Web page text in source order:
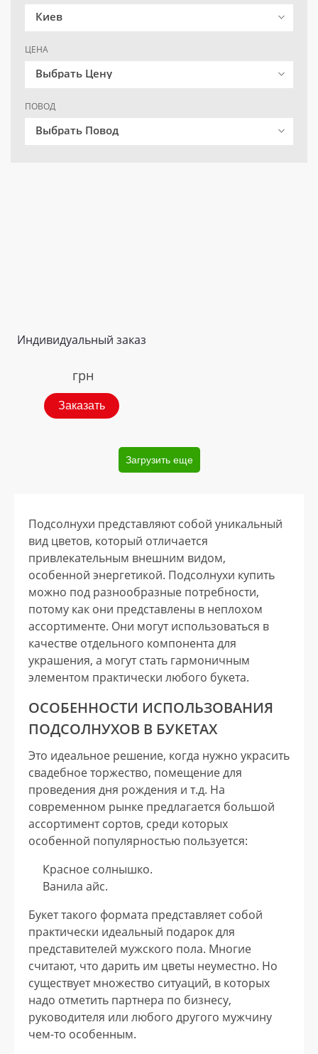
Киев
ЦЕНА
Выбрать Цену
ПОВОД
Выбрать Повод
Индивидуальный заказ
грн
Заказать
Загрузить еще
Подсолнухи представляют собой уникальный
вид цветов, который отличается
привлекательным внешним видом,
особенной энергетикой. Подсолнухи купить
можно под разнообразные потребности,
потому как они представлены в неплохом
ассортименте. Они могут использоваться в
качестве отдельного компонента для
украшения, а могут стать гармоничным
элементом практически любого букета.
ОСОБЕННОСТИ ИСПОЛЬЗОВАНИЯ
ПОДСОЛНУХОВ В БУКЕТАХ
Это идеальное решение, когда нужно украсить
свадебное торжество, помещение для
проведения дня рождения и т.д. На
современном рынке предлагается большой
ассортимент сортов, среди которых
особенной популярностью пользуется:
Красное солнышко.
Ванила айс.
Букет такого формата представляет собой
практически идеальный подарок для
представителей мужского пола. Многие
считают, что дарить им цветы неуместно. Но
существует множество ситуаций, в которых
надо отметить партнера по бизнесу,
руководителя или любого другого мужчину
чем-то особенным.